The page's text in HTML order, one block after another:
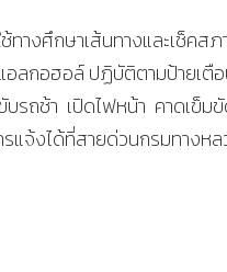
ทางศึกษาเส้นทางและเช็ค
ลกอฮอล์ ปฏิบัติตามป้ายเตื
รถช้า เปิดไฟหน้า คาดเข็ม
รแจ้งได้ที่สายด่วนกรมทาง